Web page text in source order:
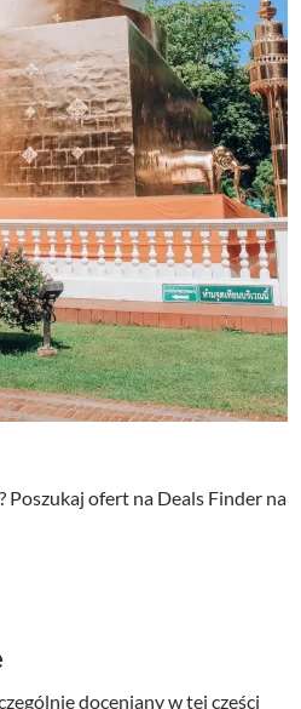
Poszukaj ofert na Deals Finder na
doceniany w tej części